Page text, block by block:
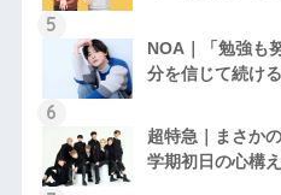
NOA｜「勉強も
分を信じて続け
超特急｜まさか
学期初日の心構